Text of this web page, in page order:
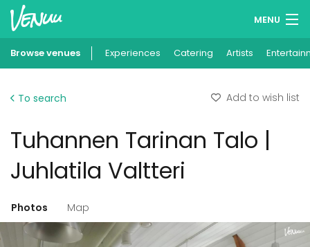
MENU
Wish lists
Add your venue
Browse venues Experiences Catering Artists
To search Add to wish list
Tuhannen Tarinan Talo |
Juhlatila Valtteri
Photos Map